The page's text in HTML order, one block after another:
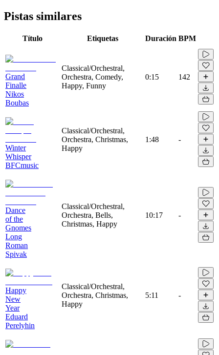
Pistas similares
Título Etiquetas Duración BPM
Grand
Finalle
Nikos
Boubas
Classical/Orchestral,
Orchestra, Comedy,
Happy, Funny
0:15 142
Winter
Whisper
BFCmusic
Classical/Orchestral,
Orchestra, Christmas,
Happy
1:48 -
Dance
of the
Gnomes
Long
Roman
Spivak
Classical/Orchestral,
Orchestra, Bells,
Christmas, Happy
10:17 -
Happy
New
Year
Eduard
Perelyhin
Classical/Orchestral,
Orchestra, Christmas,
Happy
5:11 -